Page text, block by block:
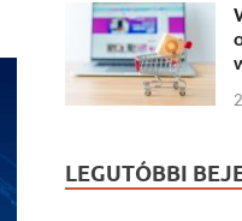
LEGUTÓBBI